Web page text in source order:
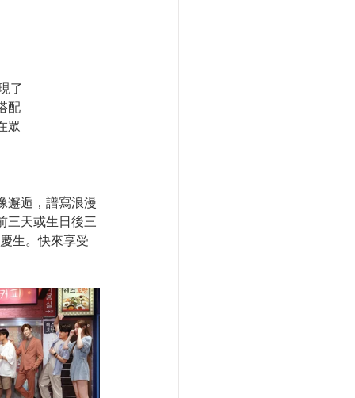
了
配
眾
邂逅，譜寫浪漫
三天或生日後三
生。快來享受